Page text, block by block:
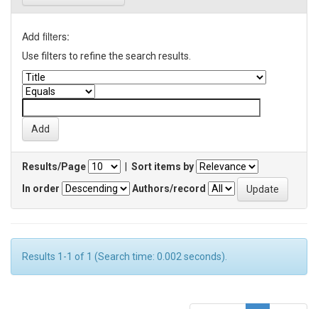
Add filters:
Use filters to refine the search results.
Results/Page
Sort items by
In order
Authors/record
Results 1-1 of 1 (Search time: 0.002 seconds).